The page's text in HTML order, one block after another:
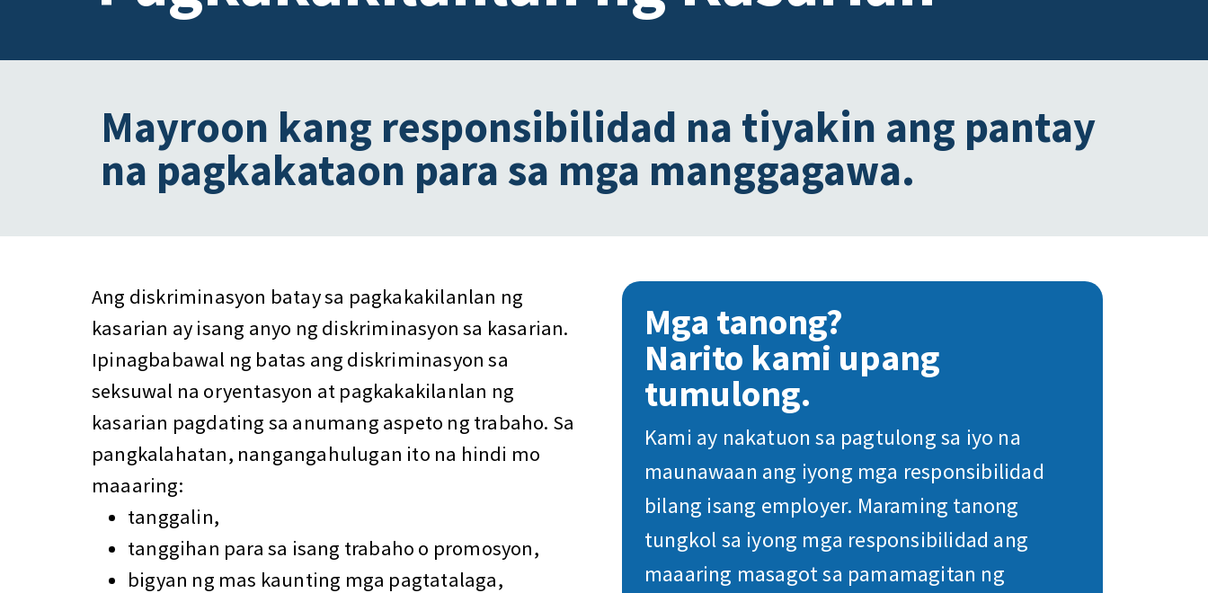
Mayroon kang responsibilidad na tiyakin ang pantay
na pagkakataon para sa mga manggagawa.
Ang diskriminasyon batay sa pagkakakilanlan ng
kasarian ay isang anyo ng diskriminasyon sa kasarian.
Ipinagbabawal ng batas ang diskriminasyon sa
seksuwal na oryentasyon at pagkakakilanlan ng
kasarian pagdating sa anumang aspeto ng trabaho. Sa
pangkalahatan, nangangahulugan ito na hindi mo
maaaring:
tanggalin,
tanggihan para sa isang trabaho o promosyon,
bigyan ng mas kaunting mga pagtatalaga,
Mga tanong?
Narito kami upang
tumulong.
Kami ay nakatuon sa pagtulong sa iyo na
maunawaan ang iyong mga responsibilidad
bilang isang employer. Maraming tanong
tungkol sa iyong mga responsibilidad ang
maaaring masagot sa pamamagitan ng